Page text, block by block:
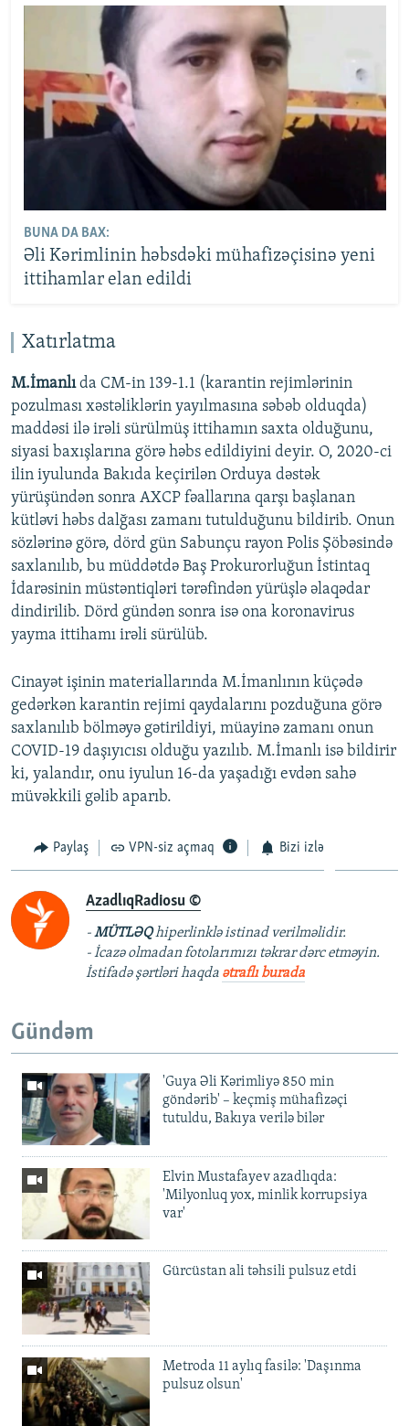
BUNA DA BAX:
Əli Kərimlinin həbsdəki mühafizəçisinə yeni
ittihamlar elan edildi
Xatırlatma
M.İmanlıda CM-in 139-1.1 (karantin rejimlərinin
pozulması xəstəliklərin yayılmasına səbəb olduqda)
maddəsi ilə irəli sürülmüş ittihamın saxta olduğunu,
siyasi baxışlarına görə həbs edildiyini deyir. O, 2020-ci
ilin iyulunda Bakıda keçirilən Orduya dəstək
yürüşündən sonra AXCP fəallarına qarşı başlanan
kütləvi həbs dalğası zamanı tutulduğunu bildirib. Onun
sözlərinə görə, dörd gün Sabunçu rayon Polis Şöbəsində
saxlanılıb, bu müddətdə Baş Prokurorluğun İstintaq
İdarəsinin müstəntiqləri tərəfindən yürüşlə əlaqədar
dindirilib. Dörd gündən sonra isə ona koronavirus
yayma ittihamı irəli sürülüb.
Cinayət işinin materiallarında M.İmanlının küçədə
gedərkən karantin rejimi qaydalarını pozduğuna görə
saxlanılıb bölməyə gətirildiyi, müayinə zamanı onun
COVID-19 daşıyıcısı olduğu yazılıb. M.İmanlı isə bildirir
ki, yalandır, onu iyulun 16-da yaşadığı evdən sahə
müvəkkili gəlib aparıb.
Paylaş VPN-siz açmaq Bizi izlə
AzadlıqRadiosu ©
-MÜTLƏQhiperlinklə istinad verilməlidir.
- İcazə olmadan fotolarımızı təkrar dərc etməyin.
İstifadə şərtləri haqda ətraflı burada
Gündəm
'Guya Əli Kərimliyə 850 min
göndərib' – keçmiş mühafizəçi
tutuldu, Bakıya verilə bilər
Elvin Mustafayev azadlıqda:
'Milyonluq yox, minlik korrupsiya
var'
Gürcüstan ali təhsili pulsuz etdi
Metroda 11 aylıq fasilə: 'Daşınma
pulsuz olsun'